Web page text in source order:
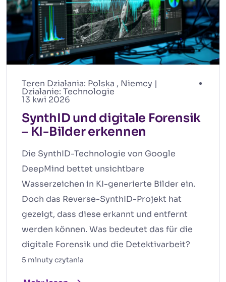
Teren Działania: Polska , Niemcy |
Działanie: Technologie
13 kwi 2026
SynthID und digitale Forensik
– KI-Bilder erkennen
Die SynthID-Technologie von Google
DeepMind bettet unsichtbare
Wasserzeichen in KI-generierte Bilder ein.
Doch das Reverse-SynthID-Projekt hat
gezeigt, dass diese erkannt und entfernt
werden können. Was bedeutet das für die
digitale Forensik und die Detektivarbeit?
5 minuty czytania